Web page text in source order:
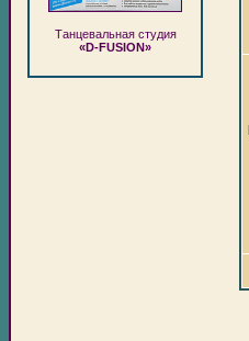
Танцевальная студия
«D-FUSION»